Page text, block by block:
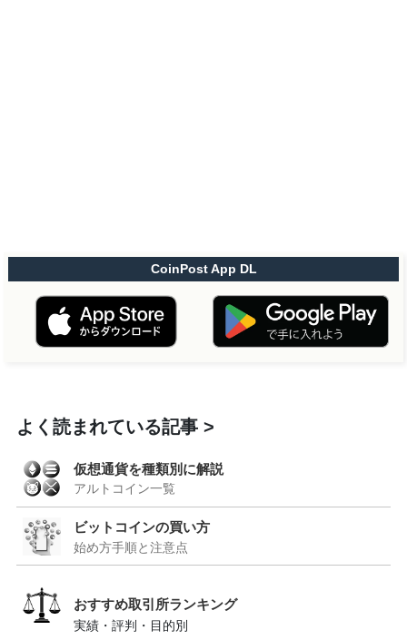
CoinPost App DL
よく読まれている記事
仮想通貨を種類別に解説
アルトコイン一覧
ビットコインの買い方
始め方手順と注意点
おすすめ取引所ランキング
実績・評判・目的別